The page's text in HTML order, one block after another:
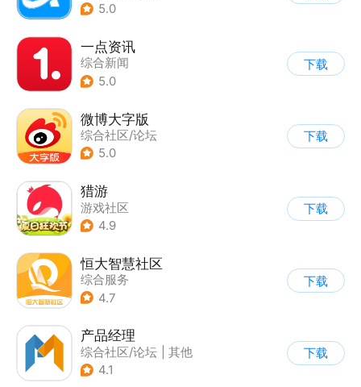
5.0
一点资讯
综合新闻
5.0
下载
微博大字版
综合社区/论坛
5.0
下载
猎游
游戏社区
| 综合社区/论坛
4.9
下载
恒大智慧社区
综合服务
| 综合社区/论坛
4.7
下载
产品经理
综合社区/论坛
其他
4.1
下载